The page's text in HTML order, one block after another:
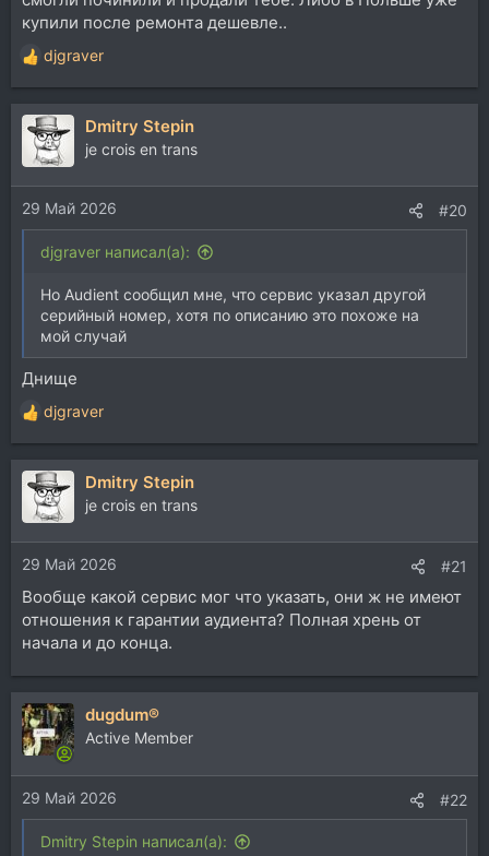
купили после ремонта дешевле..
Р
е
а
к
и
и
:
djgraver
Dmitry Stepin
je crois en trans
29 Май 2026 #20
djgraver написал(а):
Но Audient сообщил мне, что сервис указал другой
серийный номер, хотя по описанию это похоже на
мой случай
Днище
Р
е
а
к
и
и
:
djgraver
Dmitry Stepin
je crois en trans
29 Май 2026 #21
Вообще какой сервис мог что указать, они ж не имеют
отношения к гарантии аудиента? Полная хрень от
начала и до конца.
dugdum®
Active Member
29 Май 2026 #22
Dmitry Stepin написал(а):